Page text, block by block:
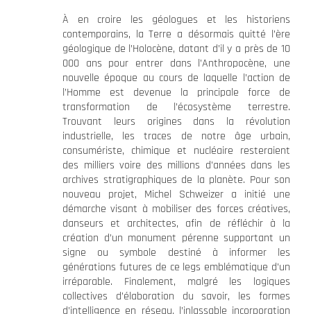
À en croire les géologues et les historiens
contemporains, la Terre a désormais quitté l’ère
géologique de l’Holocène, datant d’il y a près de 10
000 ans pour entrer dans l’Anthropocène, une
nouvelle époque au cours de laquelle l’action de
l’Homme est devenue la principale force de
transformation de l’écosystème terrestre.
Trouvant leurs origines dans la révolution
industrielle, les traces de notre âge urbain,
consumériste, chimique et nucléaire resteraient
des milliers voire des millions d’années dans les
archives stratigraphiques de la planète. Pour son
nouveau projet, Michel Schweizer a initié une
démarche visant à mobiliser des forces créatives,
danseurs et architectes, afin de réfléchir à la
création d’un monument pérenne supportant un
signe ou symbole destiné à informer les
générations futures de ce legs emblématique d’un
irréparable. Finalement, malgré les logiques
collectives d’élaboration du savoir, les formes
d’intelligence en réseau, l’inlassable incorporation